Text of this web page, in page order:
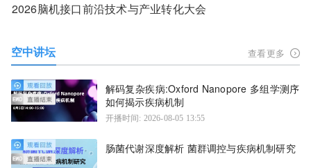
2026脑机接口前沿技术与产业转化大会
空中讲坛 查看更多
解码复杂疾病:Oxford Nanopore 多组学测序
如何揭示疾病机制
开播时间: 2026-08-05 13:55
肠菌代谢深度解析 菌群调控与疾病机制研究